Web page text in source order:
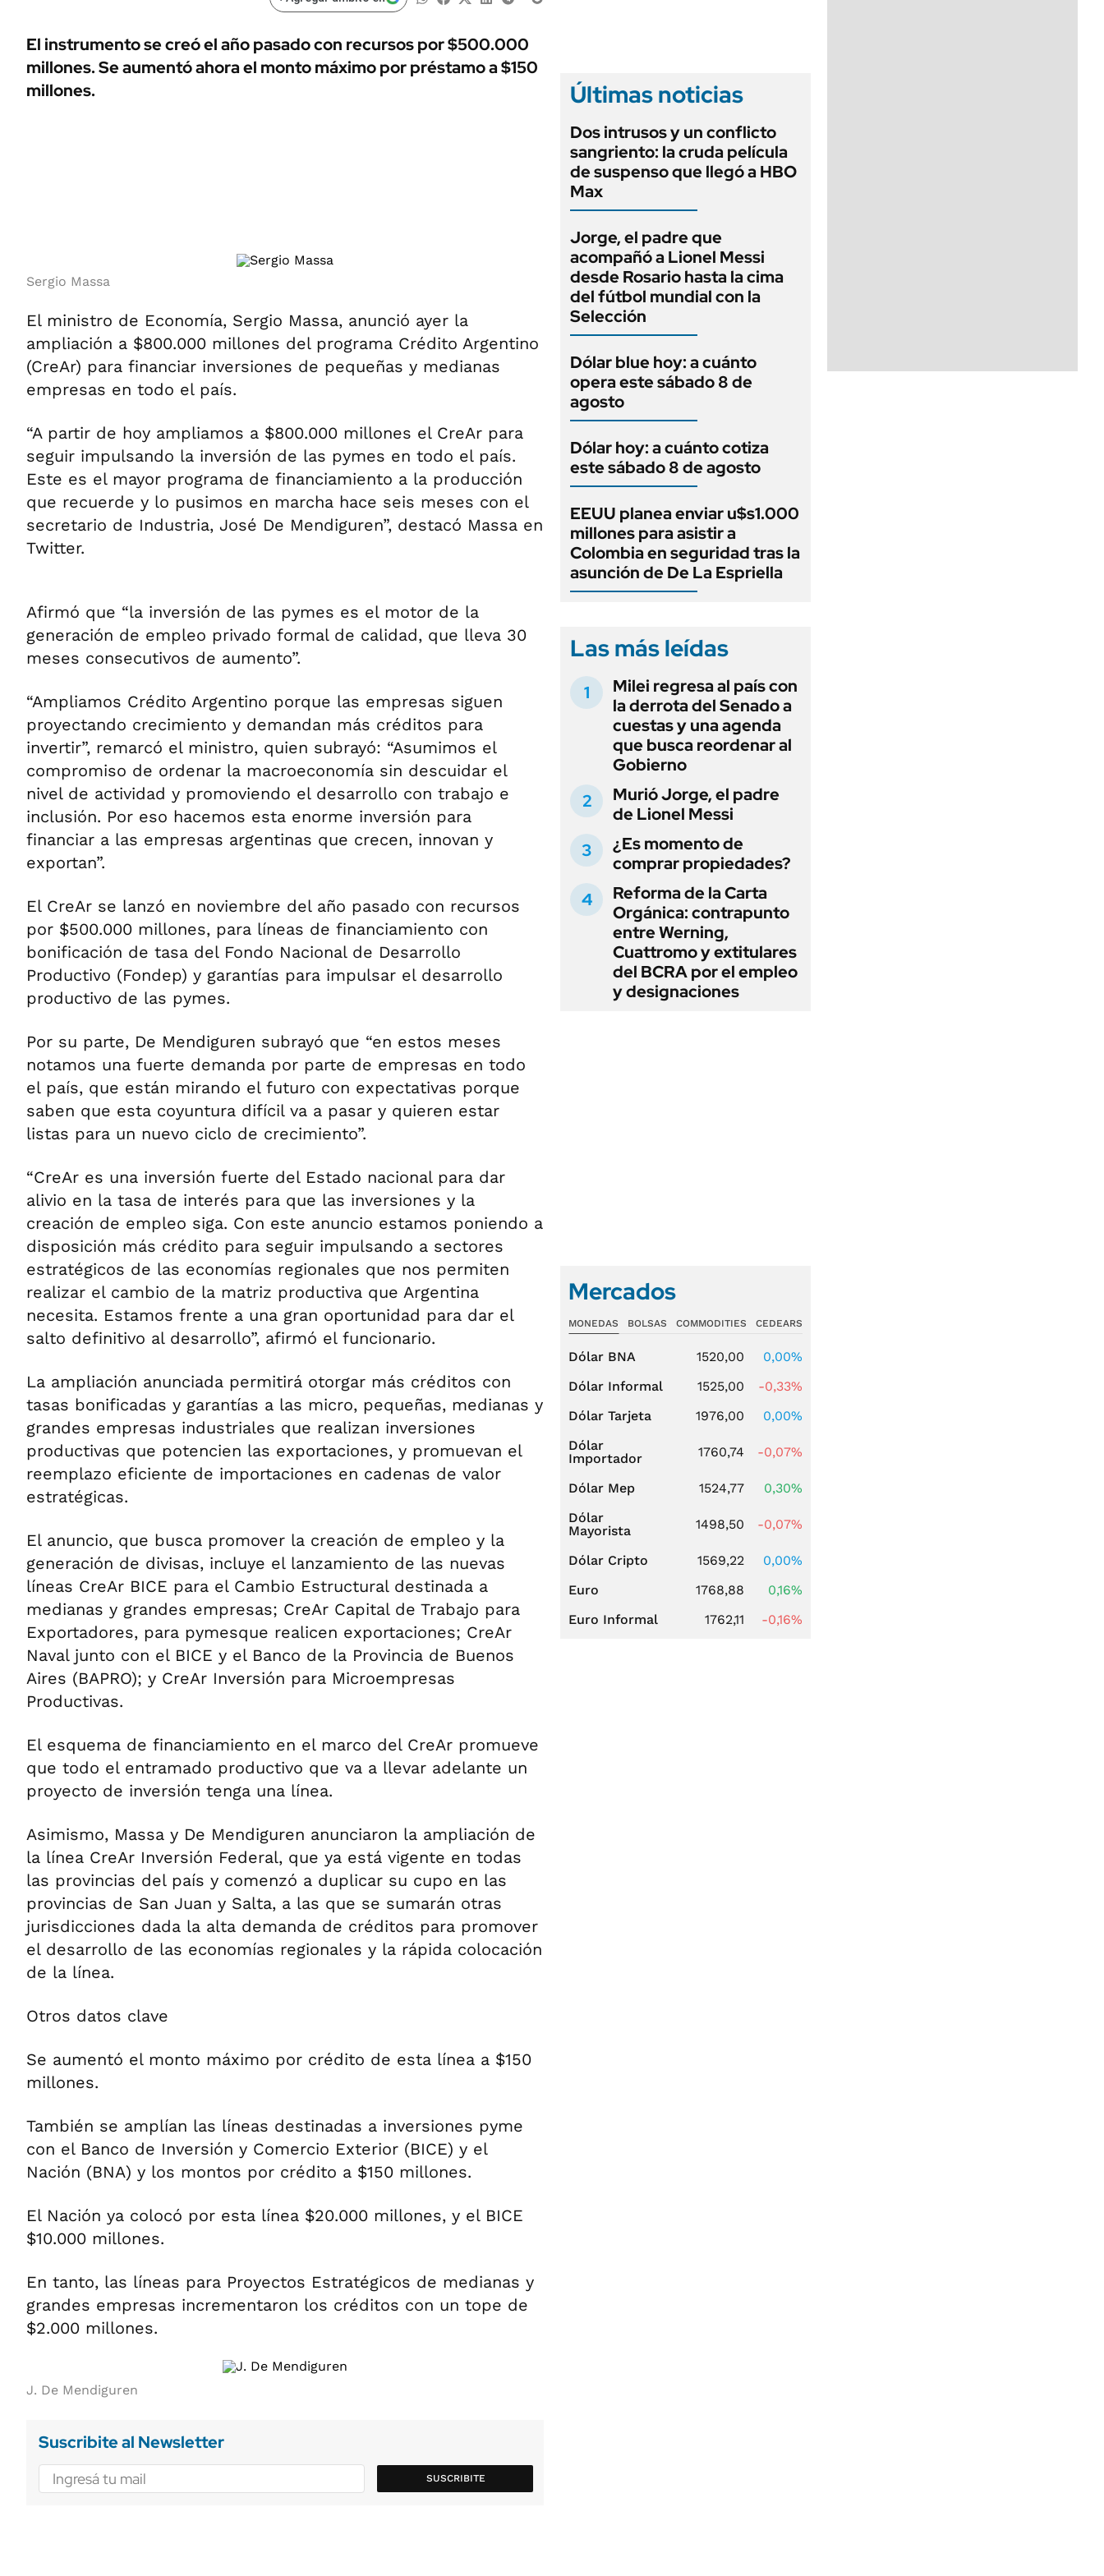
URUGUAY
AUTOS
El instrumento se creó el año pasado con recursos por $500.000
millones. Se aumentó ahora el monto máximo por préstamo a $150
millones.
Sergio Massa
El ministro de Economía, Sergio Massa, anunció ayer la
ampliación a $800.000 millones del programa Crédito Argentino
(CreAr) para financiar inversiones de pequeñas y medianas
empresas en todo el país.
“A partir de hoy ampliamos a $800.000 millones el CreAr para
seguir impulsando la inversión de las pymes en todo el país.
Este es el mayor programa de financiamiento a la producción
que recuerde y lo pusimos en marcha hace seis meses con el
secretario de Industria, José De Mendiguren”, destacó Massa en
Twitter.
Afirmó que “la inversión de las pymes es el motor de la
generación de empleo privado formal de calidad, que lleva 30
meses consecutivos de aumento”.
“Ampliamos Crédito Argentino porque las empresas siguen
proyectando crecimiento y demandan más créditos para
invertir”, remarcó el ministro, quien subrayó: “Asumimos el
compromiso de ordenar la macroeconomía sin descuidar el
nivel de actividad y promoviendo el desarrollo con trabajo e
inclusión. Por eso hacemos esta enorme inversión para
financiar a las empresas argentinas que crecen, innovan y
exportan”.
El CreAr se lanzó en noviembre del año pasado con recursos
por $500.000 millones, para líneas de financiamiento con
bonificación de tasa del Fondo Nacional de Desarrollo
Productivo (Fondep) y garantías para impulsar el desarrollo
productivo de las pymes.
Por su parte, De Mendiguren subrayó que “en estos meses
notamos una fuerte demanda por parte de empresas en todo
el país, que están mirando el futuro con expectativas porque
saben que esta coyuntura difícil va a pasar y quieren estar
listas para un nuevo ciclo de crecimiento”.
“CreAr es una inversión fuerte del Estado nacional para dar
alivio en la tasa de interés para que las inversiones y la
creación de empleo siga. Con este anuncio estamos poniendo a
disposición más crédito para seguir impulsando a sectores
estratégicos de las economías regionales que nos permiten
realizar el cambio de la matriz productiva que Argentina
necesita. Estamos frente a una gran oportunidad para dar el
salto definitivo al desarrollo”, afirmó el funcionario.
La ampliación anunciada permitirá otorgar más créditos con
tasas bonificadas y garantías a las micro, pequeñas, medianas y
grandes empresas industriales que realizan inversiones
productivas que potencien las exportaciones, y promuevan el
reemplazo eficiente de importaciones en cadenas de valor
estratégicas.
El anuncio, que busca promover la creación de empleo y la
generación de divisas, incluye el lanzamiento de las nuevas
líneas CreAr BICE para el Cambio Estructural destinada a
medianas y grandes empresas; CreAr Capital de Trabajo para
Exportadores, para pymesque realicen exportaciones; CreAr
Naval junto con el BICE y el Banco de la Provincia de Buenos
Aires (BAPRO); y CreAr Inversión para Microempresas
Productivas.
El esquema de financiamiento en el marco del CreAr promueve
que todo el entramado productivo que va a llevar adelante un
proyecto de inversión tenga una línea.
Asimismo, Massa y De Mendiguren anunciaron la ampliación de
la línea CreAr Inversión Federal, que ya está vigente en todas
las provincias del país y comenzó a duplicar su cupo en las
provincias de San Juan y Salta, a las que se sumarán otras
jurisdicciones dada la alta demanda de créditos para promover
el desarrollo de las economías regionales y la rápida colocación
de la línea.
Otros datos clave
Se aumentó el monto máximo por crédito de esta línea a $150
millones.
También se amplían las líneas destinadas a inversiones pyme
con el Banco de Inversión y Comercio Exterior (BICE) y el
Nación (BNA) y los montos por crédito a $150 millones.
El Nación ya colocó por esta línea $20.000 millones, y el BICE
$10.000 millones.
En tanto, las líneas para Proyectos Estratégicos de medianas y
grandes empresas incrementaron los créditos con un tope de
$2.000 millones.
J. De Mendiguren
Suscribite al Newsletter
SUSCRIBITE
Últimas noticias
Dos intrusos y un conflicto
sangriento: la cruda película
de suspenso que llegó a HBO
Max
Jorge, el padre que
acompañó a Lionel Messi
desde Rosario hasta la cima
del fútbol mundial con la
Selección
Dólar blue hoy: a cuánto
opera este sábado 8 de
agosto
Dólar hoy: a cuánto cotiza
este sábado 8 de agosto
EEUU planea enviar u$s1.000
millones para asistir a
Colombia en seguridad tras la
asunción de De La Espriella
Las más leídas
Milei regresa al país con
la derrota del Senado a
cuestas y una agenda
que busca reordenar al
Gobierno
Murió Jorge, el padre
de Lionel Messi
¿Es momento de
comprar propiedades?
Reforma de la Carta
Orgánica: contrapunto
entre Werning,
Cuattromo y extitulares
del BCRA por el empleo
y designaciones
Mercados
MONEDAS BOLSAS COMMODITIES CEDEARS
Dólar BNA 1520,00
0,00%
Dólar Informal
1525,00
-0,33%
Dólar Tarjeta
1976,00
0,00%
Dólar
Importador
1760,74 -0,07%
Dólar Mep 1524,77
0,30%
Dólar
Mayorista
1498,50 -0,07%
Dólar Cripto 1569,22
0,00%
Euro
1768,88
0,16%
Euro Informal
1762,11 -0,16%